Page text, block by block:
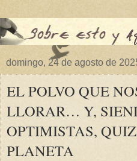
domingo, 24 de agosto de
EL POLVO QUE
LLORAR… Y,
OPTIMISTAS,
PLANETA